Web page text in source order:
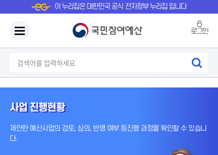
이 누리집은 대한민국 공식 전자정부 누리집 입니다
로그인
사업 진행현황
제안한 예산사업의 검토, 심의, 반영 여부 등진행 과정을 확인할 수 있습니
다.